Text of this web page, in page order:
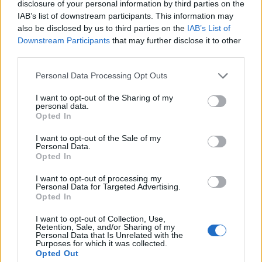
disclosure of your personal information by third parties on the
IAB’s list of downstream participants. This information may
also be disclosed by us to third parties on the IAB’s List of
Downstream Participants that may further disclose it to other
Personal Data Processing Opt Outs
I want to opt-out of the Sharing of my
personal data.
Opted In
I want to opt-out of the Sale of my
Personal Data.
Opted In
I want to opt-out of processing my
Personal Data for Targeted Advertising.
Opted In
I want to opt-out of Collection, Use,
Retention, Sale, and/or Sharing of my
Personal Data that Is Unrelated with the
Purposes for which it was collected.
Opted Out
ΡΟΗ ΕΙΔΗΣΕΩΝ
ΔΙΑΤΡΟΦΗ 07 Αυγούστου 2026
Κεχρί: Πώς μια ενισχυμένη ποικιλία μπορεί να
«γεμίσει» σίδηρο τα παιδιά, χωρίς παρενέργειες
ΕΙΔΗΣΕΙΣ 07 Αυγούστου 2026 18:10